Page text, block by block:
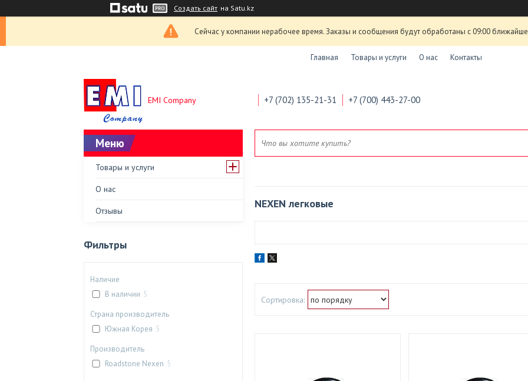
Создать сайт на Satu.kz
Сейчас у компании нерабочее время. Заказы и сообщения будут обработаны с 09:00
Главная Товары и услуги О нас Контакты
EMI Company +7 (702) 135-21-31 +7 (700) 443-27-00
NEXEN легковые
Товары и услуги
О нас
Отзывы
Фильтры
Наличие
В наличии 5
Страна производитель
Южная Корея 5
Производитель
Roadstone Nexen 5